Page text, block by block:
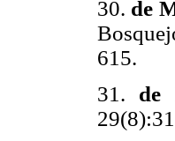
30. de
615.
31. de